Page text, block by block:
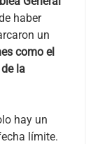
haber
un
como el
la
hay un
límite.